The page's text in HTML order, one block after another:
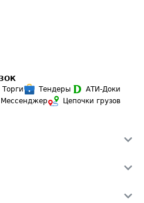
Торги Тендеры
АТИ-Доки
Цепочки грузов